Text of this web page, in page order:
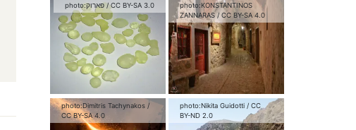
photo:פארוק /CC BY-SA 3.0 photo:KONSTANTINOS
ZANNARAS / CC BY-SA 4.0
photo:Dimitris Tachynakos /
CC BY-SA 4.0
photo:Nikita Guidotti / CC
BY-ND 2.0